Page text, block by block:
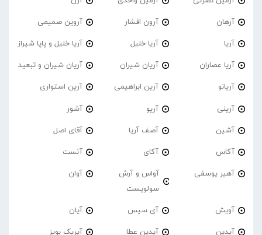
آرهان آرون افشار آروین صمیمی
آریا آریا خلیل آریا خلیل و پاپا شیراز
آریا عصاران آریان شیران آریان شیران و تبعید
آریانو آرین ابراهیمی آرین استواری
آرینی آریو آشور
آشین آصف آریا آقای اصل
آکاس آکای آنست
آهیر یوسفی
آواس و آرش
سولویست
آوان
آویش آی سیس آیان
آیدین آیدین عطا آیریک بویز